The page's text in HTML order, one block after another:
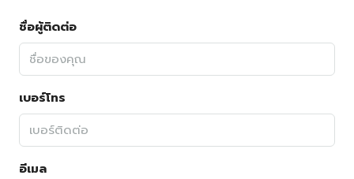
ชื่อผู้ติดต่อ
เบอร์โทร
อีเมล